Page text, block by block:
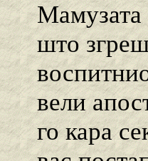
Мамузата
што
вели
го кара